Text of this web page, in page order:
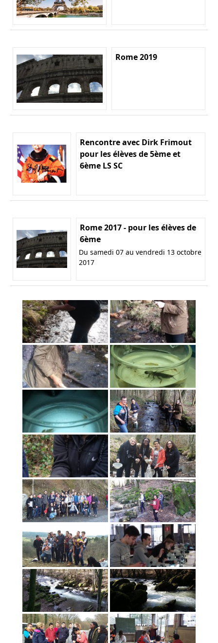
Rome 2019
Rencontre avec Dirk Frimout
pour les élèves de 5ème et
6ème LS SC
Rome 2017 - pour les élèves de
6ème
Du samedi 07 au vendredi 13 octobre
2017